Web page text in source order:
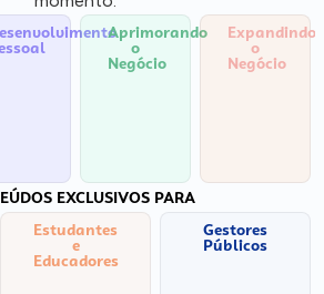
Aprimorando
o
Negócio
Expandindo
o
Negócio
EXCLUSIVOS PARA
Estudantes
e
Educadores
Gestores
Públicos